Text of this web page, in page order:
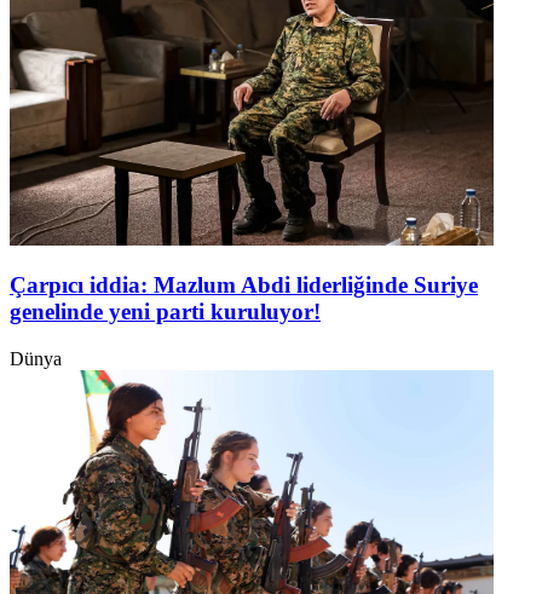
Çarpıcı iddia: Mazlum Abdi liderliğinde Suriye
genelinde yeni parti kuruluyor!
Dünya